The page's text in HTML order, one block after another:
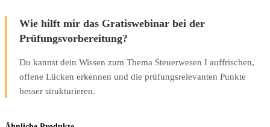
Wie hilft mir das Gratiswebinar bei der
Prüfungsvorbereitung?
Du kannst dein Wissen zum Thema Steuerwesen I auffrischen,
offene Lücken erkennen und die prüfungsrelevanten Punkte
besser strukturieren.